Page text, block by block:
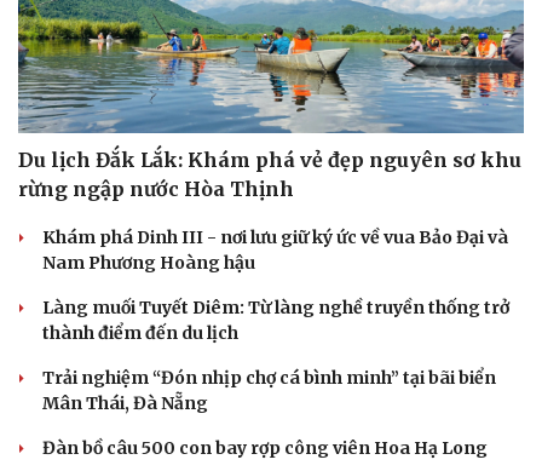
Du lịch Đắk Lắk: Khám phá vẻ đẹp nguyên sơ khu
rừng ngập nước Hòa Thịnh
Khám phá Dinh III - nơi lưu giữ ký ức về vua Bảo Đại và
Nam Phương Hoàng hậu
Làng muối Tuyết Diêm: Từ làng nghề truyền thống trở
thành điểm đến du lịch
Trải nghiệm “Đón nhịp chợ cá bình minh” tại bãi biển
Mân Thái, Đà Nẵng
Đàn bồ câu 500 con bay rợp công viên Hoa Hạ Long